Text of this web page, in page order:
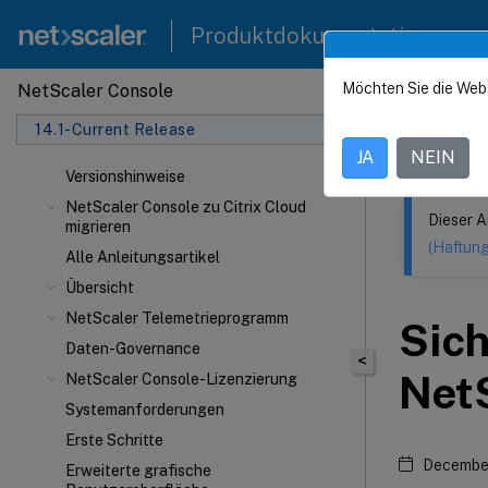
Produktdokumentation
NetScaler Console
14.1-Current Release
Versionshinweise
NetScaler Console zu Citrix Cloud
migrieren
Alle Anleitungsartikel
Übersicht
NetScaler Telemetrieprogramm
Daten-Governance
NetScaler Console-Lizenzierung
Systemanforderungen
Erste Schritte
Erweiterte grafische
Dieser Inhalt
<
Dieser
Möchten Sie die
JA NEIN